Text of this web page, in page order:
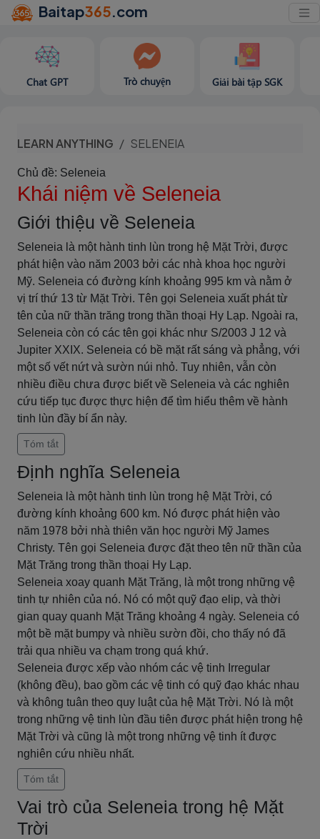
Baitap365.com
Chat GPT Trò chuyện Giải bài tập SGK
LEARN ANYTHING SELENEIA
Chủ đề: Seleneia
Khái niệm về Seleneia
Giới thiệu về Seleneia
Seleneia là một hành tinh lùn trong hệ Mặt Trời, được
phát hiện vào năm 2003 bởi các nhà khoa học người
Mỹ. Seleneia có đường kính khoảng 995 km và nằm ở
vị trí thứ 13 từ Mặt Trời. Tên gọi Seleneia xuất phát từ
tên của nữ thần trăng trong thần thoại Hy Lạp. Ngoài ra,
Seleneia còn có các tên gọi khác như S/2003 J 12 và
Jupiter XXIX. Seleneia có bề mặt rất sáng và phẳng, với
một số vết nứt và sườn núi nhỏ. Tuy nhiên, vẫn còn
nhiều điều chưa được biết về Seleneia và các nghiên
cứu tiếp tục được thực hiện để tìm hiểu thêm về hành
tinh lùn đầy bí ẩn này.
Tóm tắt
Định nghĩa Seleneia
Seleneia là một hành tinh lùn trong hệ Mặt Trời, có
đường kính khoảng 600 km. Nó được phát hiện vào
năm 1978 bởi nhà thiên văn học người Mỹ James
Christy. Tên gọi Seleneia được đặt theo tên nữ thần của
Mặt Trăng trong thần thoại Hy Lạp.
Seleneia xoay quanh Mặt Trăng, là một trong những vệ
tinh tự nhiên của nó. Nó có một quỹ đạo elip, và thời
gian quay quanh Mặt Trăng khoảng 4 ngày. Seleneia có
một bề mặt bumpy và nhiều sườn đồi, cho thấy nó đã
trải qua nhiều va chạm trong quá khứ.
Seleneia được xếp vào nhóm các vệ tinh Irregular
(không đều), bao gồm các vệ tinh có quỹ đạo khác nhau
và không tuân theo quy luật của hệ Mặt Trời. Nó là một
trong những vệ tinh lùn đầu tiên được phát hiện trong hệ
Mặt Trời và cũng là một trong những vệ tinh ít được
nghiên cứu nhiều nhất.
Tóm tắt
Vai trò của Seleneia trong hệ Mặt
Trời